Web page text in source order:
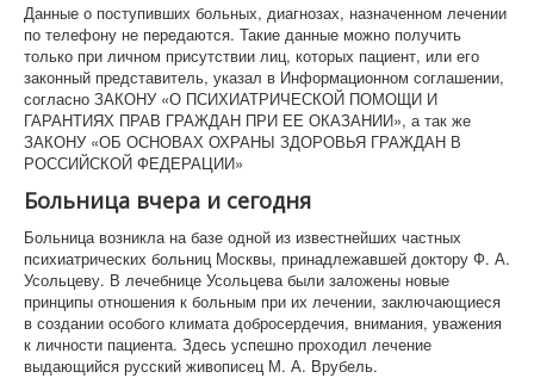
Данные о поступивших больных, диагнозах, назначенном лечении
по телефону не передаются. Такие данные можно получить
только при личном присутствии лиц, которых пациент, или его
законный представитель, указал в Информационном соглашении,
согласно ЗАКОНУ «О ПСИХИАТРИЧЕСКОЙ ПОМОЩИ И
ГАРАНТИЯХ ПРАВ ГРАЖДАН ПРИ ЕЕ ОКАЗАНИИ», а так же
ЗАКОНУ «ОБ ОСНОВАХ ОХРАНЫ ЗДОРОВЬЯ ГРАЖДАН В
РОССИЙСКОЙ ФЕДЕРАЦИИ»
Больница вчера и сегодня
Больница возникла на базе одной из известнейших частных
психиатрических больниц Москвы, принадлежавшей доктору Ф. А.
Усольцеву. В лечебнице Усольцева были заложены новые
принципы отношения к больным при их лечении, заключающиеся
в создании особого климата добросердечия, внимания, уважения
к личности пациента. Здесь успешно проходил лечение
выдающийся русский живописец М. А. Врубель.